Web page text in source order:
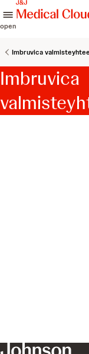
open
Imbruvica
Imbruvica